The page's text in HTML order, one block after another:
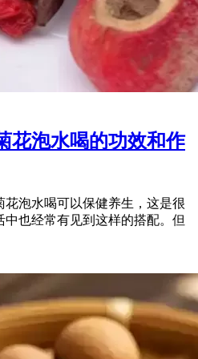
花泡水喝的功效和作
花泡水喝可以保健养生，这是很
中也经常有见到这样的搭配。但